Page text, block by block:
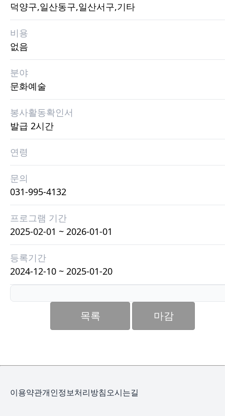
덕양구,일산동구,일산서구,기타
비용
없음
분야
문화예술
봉사활동확인서
발급 2시간
연령
문의
031-995-4132
프로그램 기간
2025-02-01 ~ 2026-01-01
등록기간
2024-12-10 ~ 2025-01-20
목록 마감
이용약관개인정보처리방침오시는길